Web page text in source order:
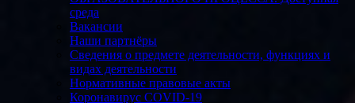
среда
Вакансии
Наши партнёры
Сведения о предмете деятельности, функциях и
видах деятельности
Нормативные правовые акты
Коронавирус COVID-19